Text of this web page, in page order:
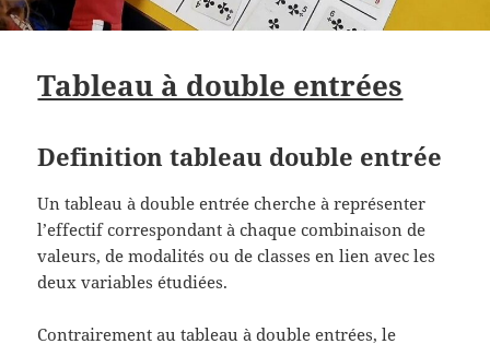
Tableau à double entrées
Definition tableau double entrée
Un tableau à double entrée cherche à représenter
l’effectif correspondant à chaque combinaison de
valeurs, de modalités ou de classes en lien avec les
deux variables étudiées.
Contrairement au tableau à double entrées, le